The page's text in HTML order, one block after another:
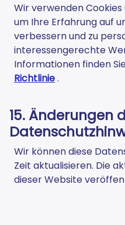
Wir verwenden
um Ihre Erfahrung auf
verbessern und zu
interessengerechte
Informationen finden
Richtlinie.
15. Änderungen
Wir können diese
Zeit aktualisieren. Die
dieser Website